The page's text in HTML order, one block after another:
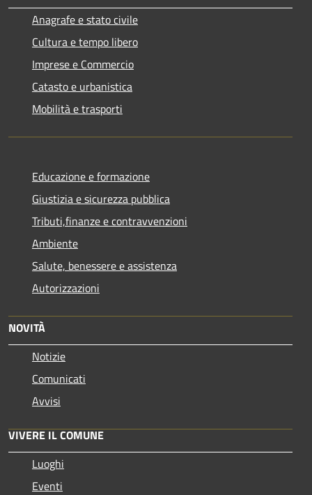
Anagrafe e stato civile
Cultura e tempo libero
Imprese e Commercio
Catasto e urbanistica
Mobilità e trasporti
Educazione e formazione
Giustizia e sicurezza pubblica
Tributi,finanze e contravvenzioni
Ambiente
Salute, benessere e assistenza
Autorizzazioni
NOVITÀ
Notizie
Comunicati
Avvisi
VIVERE IL COMUNE
Luoghi
Eventi